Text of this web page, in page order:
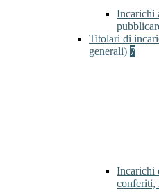
Incarichi
Titolari di
generali) 7
Incarichi
conferiti,